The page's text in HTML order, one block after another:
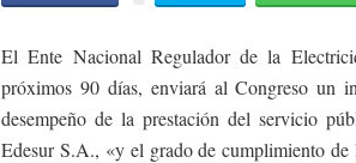
El Ente Nacional Regulador de la
próximos 90 días, enviará al Congreso un
desempeño de la prestación del servicio
Edesur S.A., «y el grado de cumplimiento